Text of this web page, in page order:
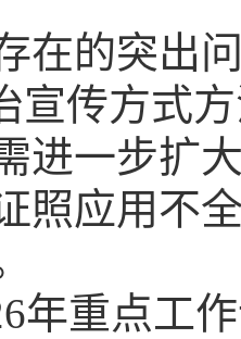
在的突出
宣传方式
进一步扩
照应用不
年重点工